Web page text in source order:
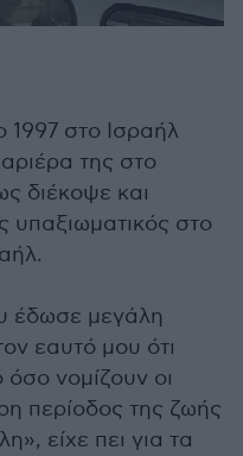
στο Ισραήλ
της στο
διέκοψε και
υπαξιωματικός στο
έδωσε μεγάλη
εαυτό μου ότι
νομίζουν οι
περίοδος της ζωής
είχε πει για τα